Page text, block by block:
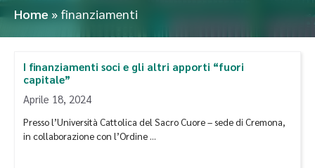
Home » finanziamenti
I finanziamenti soci e gli altri apporti “fuori
capitale”
Aprile 18, 2024
Presso l’Università Cattolica del Sacro Cuore – sede di Cremona,
in collaborazione con l’Ordine …